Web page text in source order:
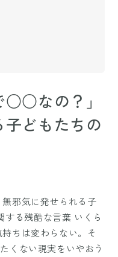
○○なの？」
どもたちの
邪気に発せられる子
する残酷な言葉 いくら
ちは変わらない。そ
くない現実をいやおう